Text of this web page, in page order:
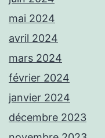
mai 2024
avril 2024
mars 2024
février 2024
janvier 2024
décembre 2023